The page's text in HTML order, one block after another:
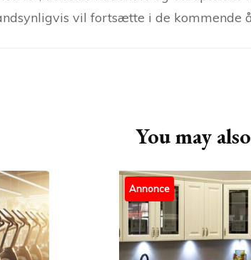
vil fortsætte i de kommende
You may
Annonce